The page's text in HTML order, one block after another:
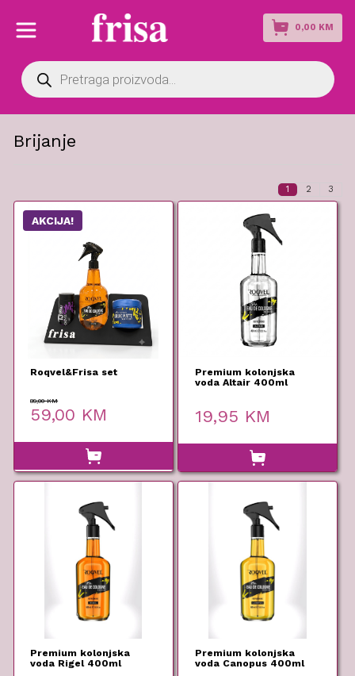
0,00 KM
Products
search
Brijanje
1 2 3
AKCIJA!
Roqvel&Frisa set
89,00KM
Original
price
89,00 KM.
59,00 KM
Current
price
59,00 KM.
Premium kolonjska
voda Altair 400ml
19,95 KM
Premium kolonjska
voda Rigel 400ml
Premium kolonjska
voda Canopus 400ml